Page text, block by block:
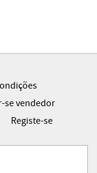
se vendedor
Registe-se